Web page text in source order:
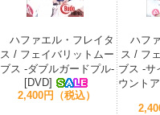
ハファエル・フレイタ
ス / フェイバリットムー
ブス -ダブルガードプル-
[DVD]
2,400円（税込）
ハフ
ス / フ
ブス -サ
ウント